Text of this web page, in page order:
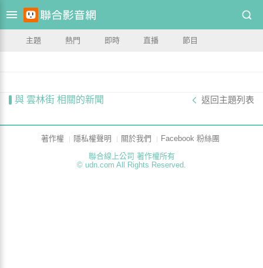
主題 熱門 即時 直播 節目
與 雲林街 相關的新聞 返回主題列表
著作權 隱私權聲明 關於我們
Facebook 粉絲團
聯合線上公司 著作權所有
© udn.com All Rights Reserved.